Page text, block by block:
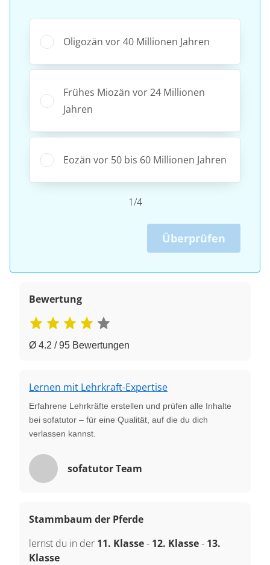
Oligozän vor 40 Millionen Jahren
Frühes Miozän vor 24 Millionen
Jahren
Eozän vor 50 bis 60 Millionen Jahren
1/4
Überprüfen
Bewertung
Ø 4.2 / 95 Bewertungen
Lernen mit Lehrkraft-Expertise
Erfahrene Lehrkräfte erstellen und prüfen alle Inhalte
bei sofatutor – für eine Qualität, auf die du dich
verlassen kannst.
sofatutor Team
Stammbaum der Pferde
lernst du in der 11. Klasse- 12. Klasse- 13.
Klasse